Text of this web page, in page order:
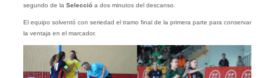
segundo de la Seleccióa dos minutos del descanso.
El equipo solventó con seriedad el tramo final de la primera parte para conservar
la ventaja en el marcador.